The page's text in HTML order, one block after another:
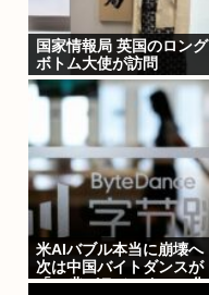
国家情報局 英国のロング
ボトム大使が訪問
米AIバブル本当に崩壊へ
次は中国バイトダンスが
「10兆パラメータ」の化